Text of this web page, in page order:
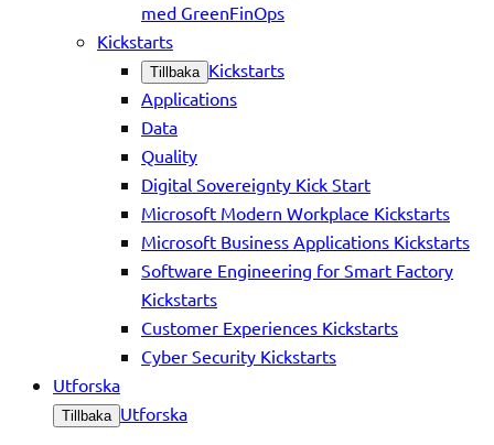
med GreenFinOps
Kickstarts
Tillbaka Kickstarts
Applications
Data
Quality
Digital Sovereignty Kick Start
Microsoft Modern Workplace Kickstarts
Microsoft Business Applications Kickstarts
Software Engineering for Smart Factory
Kickstarts
Customer Experiences Kickstarts
Cyber Security Kickstarts
Utforska
Tillbaka Utforska